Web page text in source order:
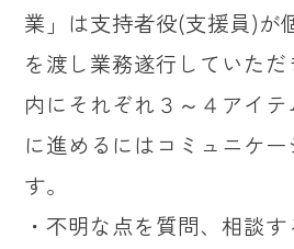
業」は支持者役(支援員)が
を渡し業務遂行していた
内にそれぞれ３～４アイ
に進めるにはコミュニケ
す。
・不明な点を質問、相談す